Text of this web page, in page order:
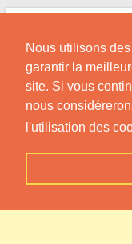
Nous utilisons
garantir la
site. Si vous
nous
l'utilisation des
Skip
content
Informations sur les
Bergues-